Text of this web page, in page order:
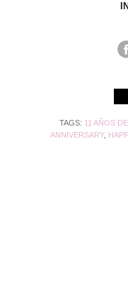
TAGS: 11 AÑOS
ANNIVERSARY,